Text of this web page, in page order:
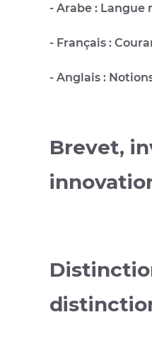
- Arabe : Langue
- Français :
- Anglais :
Brevet,